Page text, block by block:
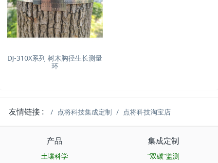
DJ-310X系列 树木胸径生长测量
环
友情链接 : 点将科技集成定制 点将科技淘宝店
产品
土壤科学
集成定制
“双碳”监测